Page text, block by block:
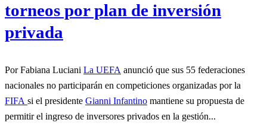
torneos por plan de inversión
privada
Por Fabiana Luciani La UEFA anunció que sus 55 federaciones
nacionales no participarán en competiciones organizadas por la
FIFA si el presidente Gianni Infantino mantiene su propuesta de
permitir el ingreso de inversores privados en la gestión...